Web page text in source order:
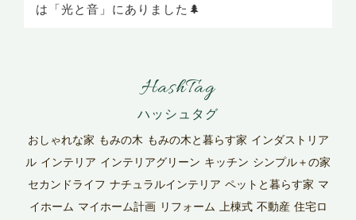
は「光と音」にありました🌲
HashTag
おしゃれな家 もみの木 もみの木と暮らす家 インダストリア
ル インテリア インテリアグリーン キッチン シンプル＋の家
セカンドライフ ナチュラルインテリア ペットと暮らす家 マ
イホーム マイホーム計画 リフォーム 上棟式 不動産 住宅ロ